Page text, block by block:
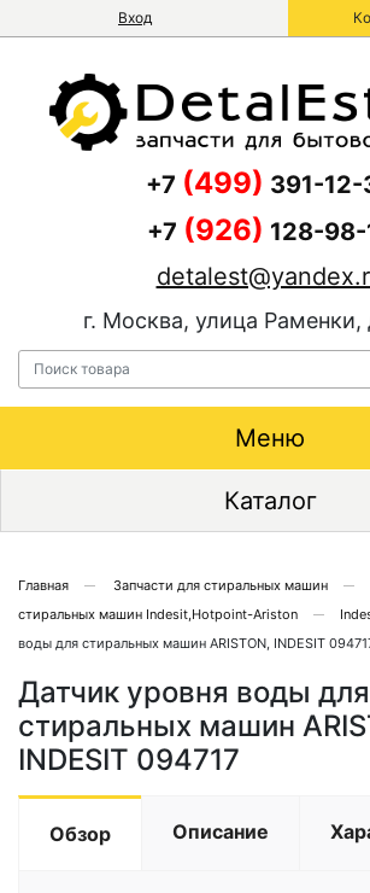
Вход
+7 (499) 391-12-
+7 (926) 128-98-
г. Москва, улица Раменки,
Меню
Каталог
Главная Запчасти для стиральных машин
стиральных машин Indesit,Hotpoint-Ariston
воды для стиральных машин ARISTON, INDESIT
Датчик уровня воды для
стиральных машин
INDESIT 094717
Обзор Описание